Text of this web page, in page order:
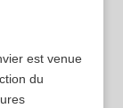
est venue
du